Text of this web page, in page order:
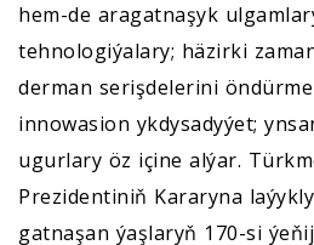
hem-de aragatnaşyk
tehnologiýalary; häzirki
derman serişdelerini
innowasion ykdysadyýet;
ugurlary öz içine alýar.
Prezidentiniň Kararyna
gatnaşan ýaşlaryň 170-si